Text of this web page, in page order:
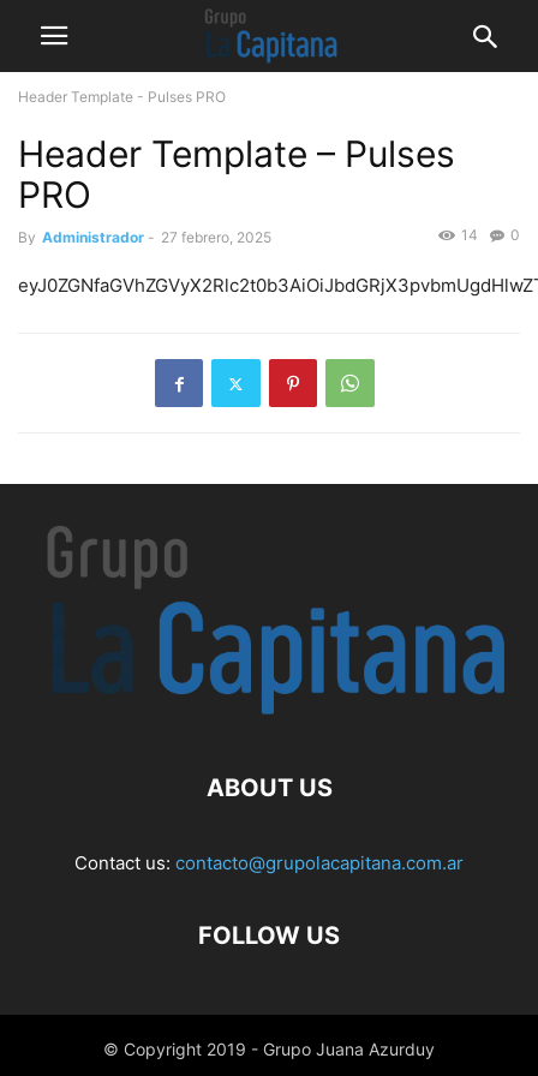
Header Template - Pulses PRO
Header Template – Pulses
PRO
By Administrador - 27 febrero, 2025 0
14
ABOUT US
Contact us: contacto@grupolacapitana.com.ar
FOLLOW US
© Copyright 2019 - Grupo Juana Azurduy